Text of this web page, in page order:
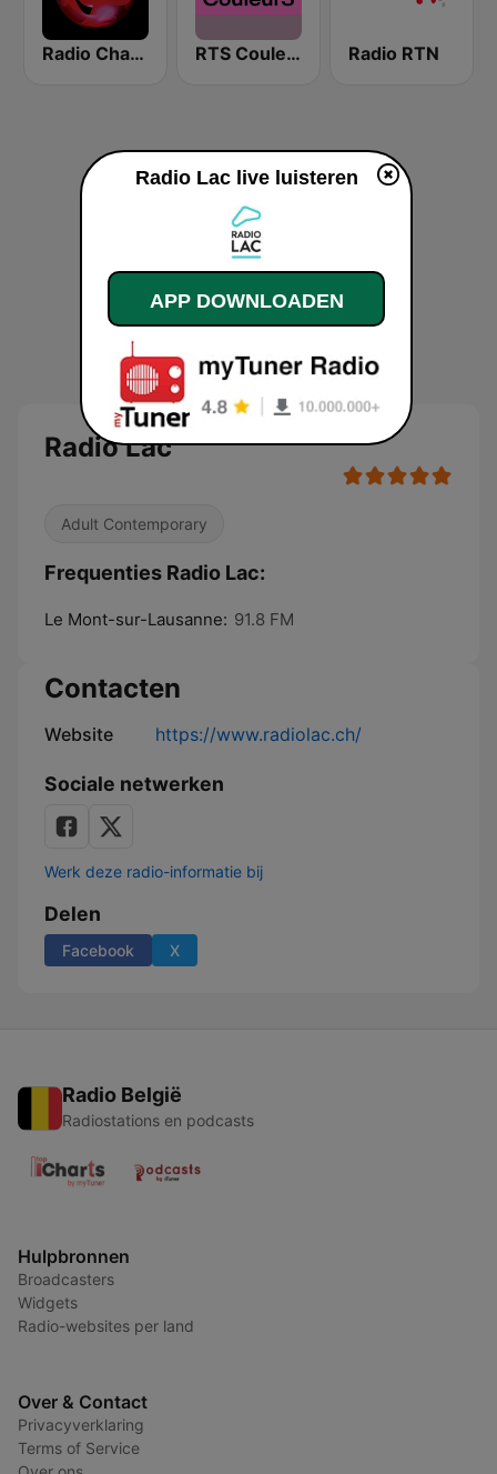
Radio Chablais RTS Couleur 3 Radio RTN
Radio Lac
Adult Contemporary
Frequenties Radio Lac:
Le Mont-sur-Lausanne: 91.8 FM
Contacten
Website https://www.radiolac.ch/
Sociale netwerken
Werk deze radio-informatie bij
Delen
Facebook X
Radio België
Radiostations en podcasts
Hulpbronnen
Broadcasters
Widgets
Radio-websites per land
Over & Contact
Privacyverklaring
Terms of Service
Radio Lac live luisteren
APP DOWNLOADEN